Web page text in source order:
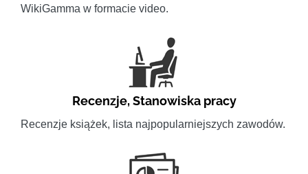
WikiGamma w formacie video.
Recenzje,Stanowiska pracy
Recenzje książek, lista najpopularniejszych zawodów.